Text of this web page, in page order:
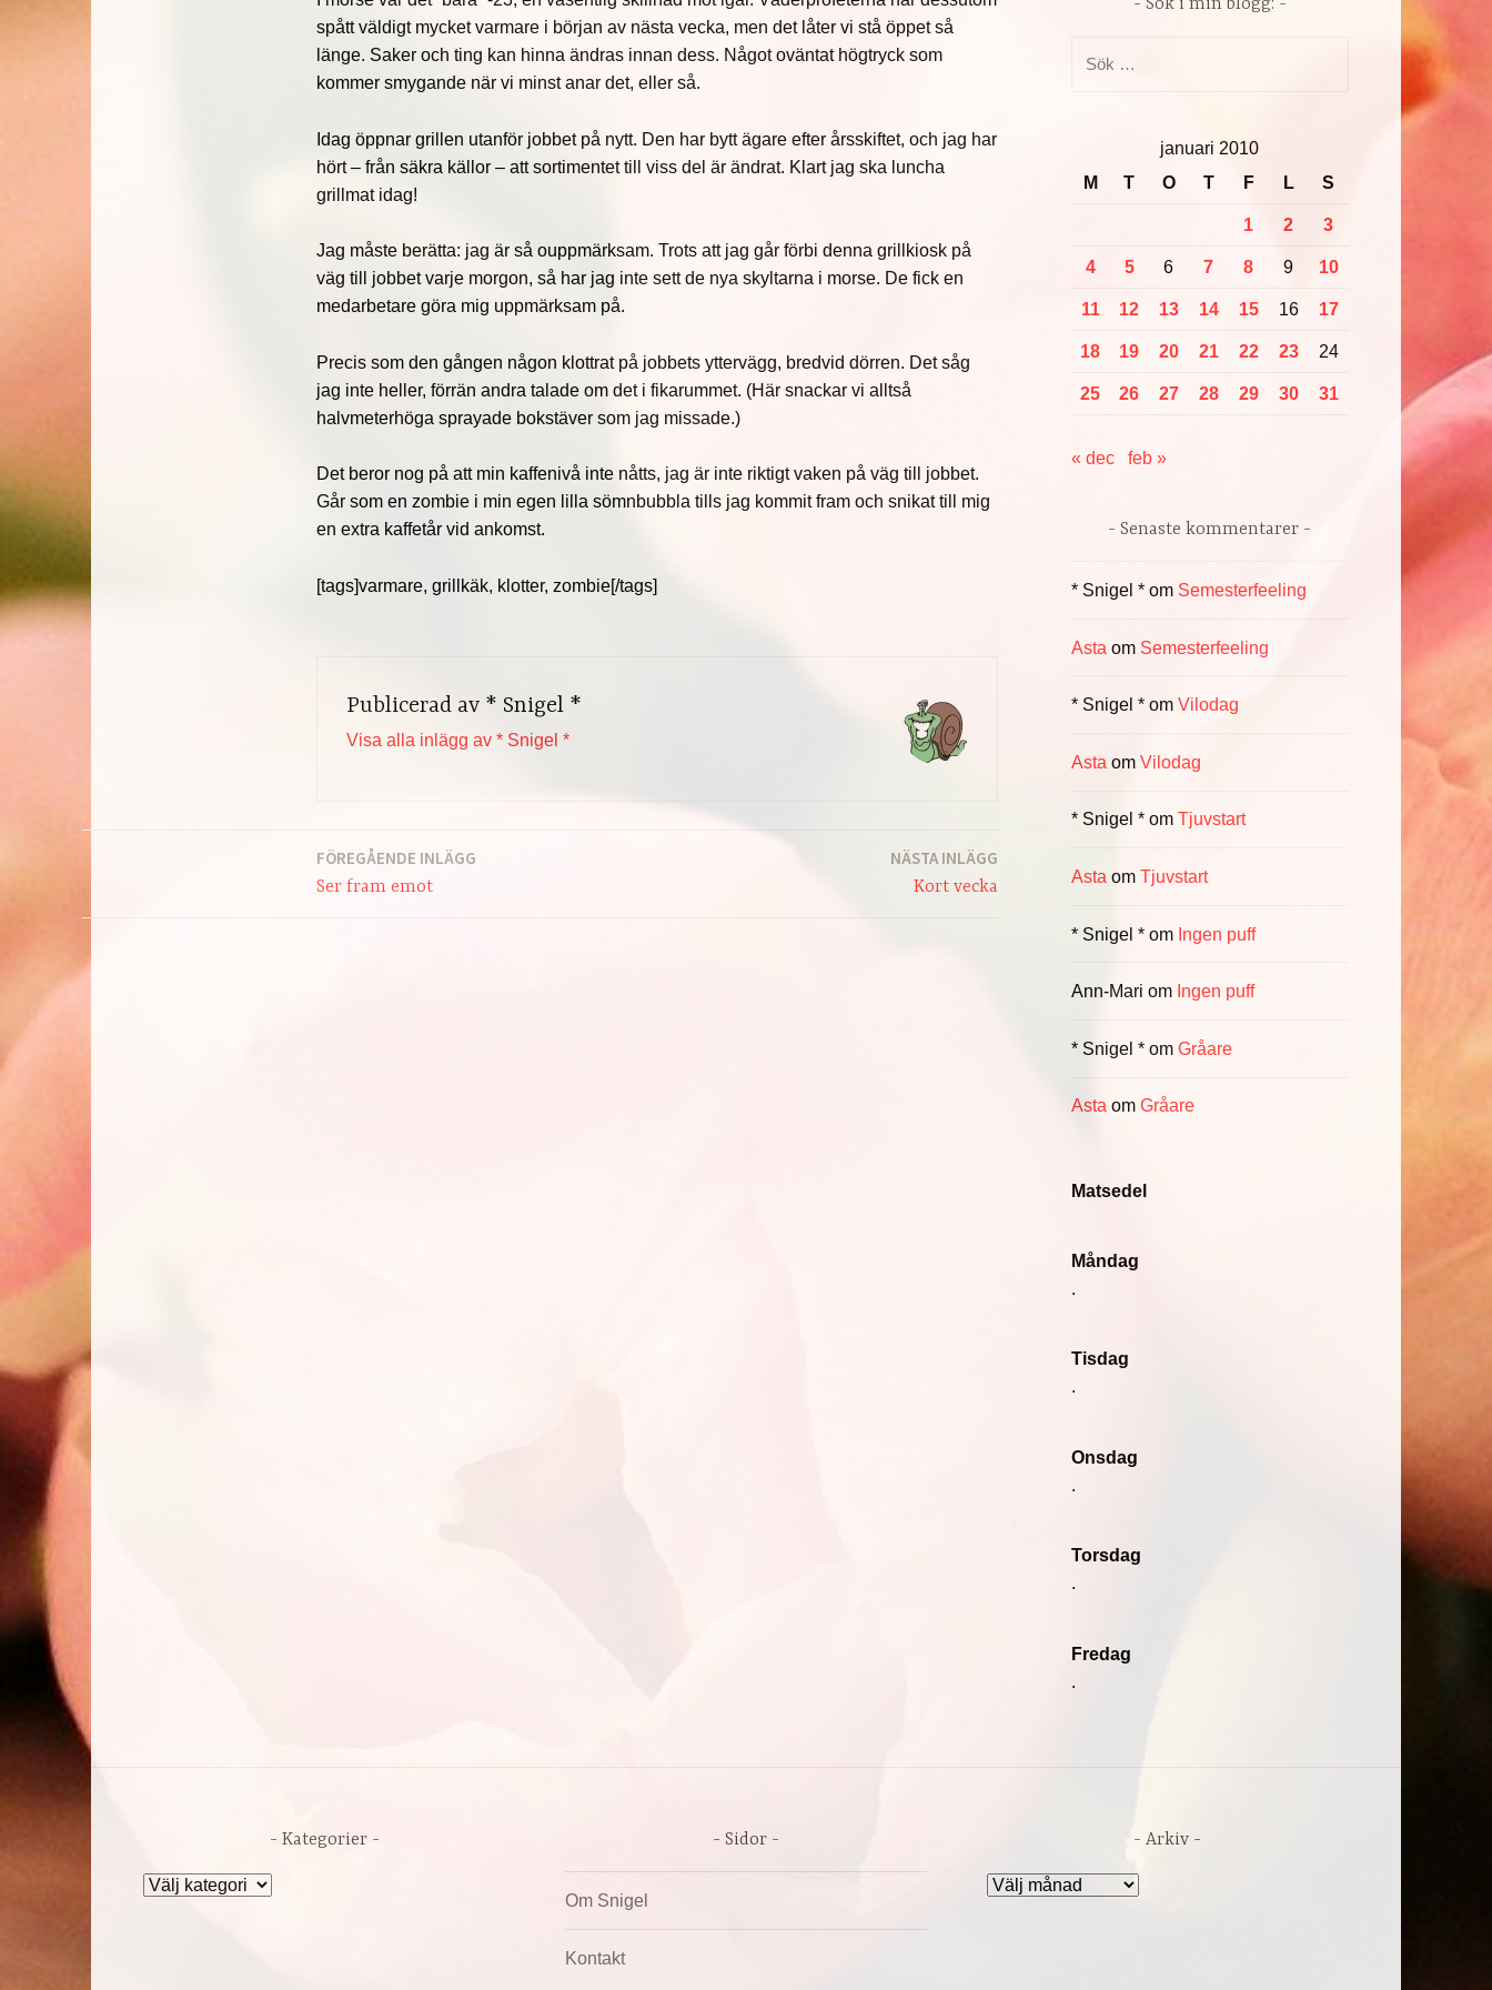
spått väldigt mycket varmare i början av nästa vecka, men det låter vi stå öppet så
länge. Saker och ting kan hinna ändras innan dess. Något oväntat högtryck som
kommer smygande när vi minst anar det, eller så.
Idag öppnar grillen utanför jobbet på nytt. Den har bytt ägare efter årsskiftet, och jag har
hört – från säkra källor – att sortimentet till viss del är ändrat. Klart jag ska luncha
grillmat idag!
Jag måste berätta: jag är så ouppmärksam. Trots att jag går förbi denna grillkiosk på
väg till jobbet varje morgon, så har jag inte sett de nya skyltarna i morse. De fick en
medarbetare göra mig uppmärksam på.
Precis som den gången någon klottrat på jobbets yttervägg, bredvid dörren. Det såg
jag inte heller, förrän andra talade om det i fikarummet. (Här snackar vi alltså
halvmeterhöga sprayade bokstäver som jag missade.)
Det beror nog på att min kaffenivå inte nåtts, jag är inte riktigt vaken på väg till jobbet.
Går som en zombie i min egen lilla sömnbubbla tills jag kommit fram och snikat till mig
en extra kaffetår vid ankomst.
[tags]varmare, grillkäk, klotter, zombie[/tags]
Publicerad av * Snigel *
Visa alla inlägg av * Snigel *
FÖREGÅENDE INLÄGG
Ser fram emot
NÄSTA INLÄGG
Kort vecka
Sök i min blogg:
januari 2010
M
T O T F L S
1 2 3
4 5 6 7 8 9 10
11 12 13 14 15 16 17
18 19 20 21 22 23 24
25 26 27 28 29 30 31
« dec feb »
Senaste kommentarer
* Snigel *om Semesterfeeling
Asta om Semesterfeeling
* Snigel *om Vilodag
Asta om Vilodag
* Snigel *om Tjuvstart
Asta om Tjuvstart
* Snigel *om Ingen puff
Ann-Mari om Ingen puff
* Snigel *om Gråare
Astaom Gråare
Matsedel
Måndag
.
Tisdag
.
Onsdag
.
Torsdag
.
Fredag
.
Kategorier
Kategorier
Sidor
Om Snigel
Kontakt
Arkiv
Arkiv